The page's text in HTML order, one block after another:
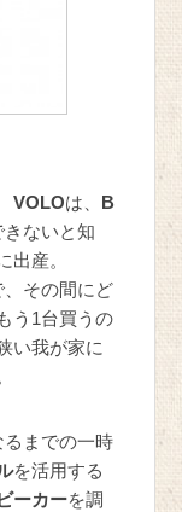
VOLOは、 B
ないと知
出産。
その間にど
う1台買うの
い我が家に
までの一時
を活用する
ーカーを調